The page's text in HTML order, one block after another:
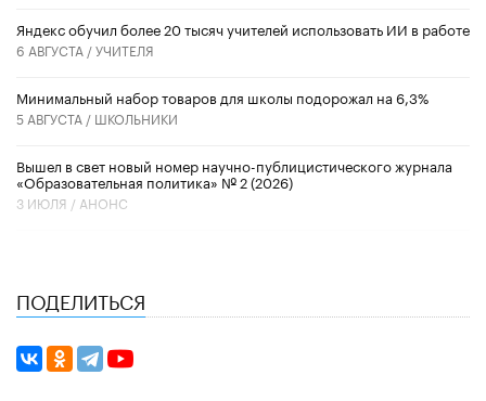
​Яндекс обучил более 20 тысяч учителей использовать ИИ в работе
6 АВГУСТА /УЧИТЕЛЯ
Минимальный набор товаров для школы подорожал на 6,3%
5 АВГУСТА / ШКОЛЬНИКИ
Вышел в свет новый номер научно-публицистического журнала
«Образовательная политика» № 2 (2026)
3 ИЮЛЯ / АНОНС
ПОДЕЛИТЬСЯ